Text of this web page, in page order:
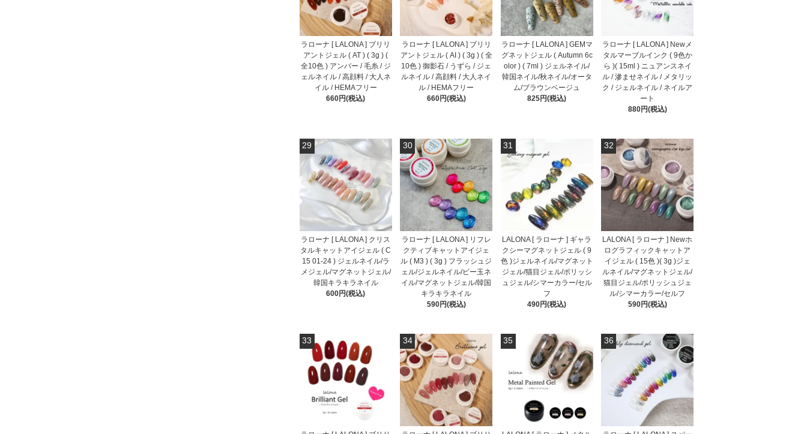
ラローナ [ LALONA ] ブリリ
アントジェル ( AT ) ( 3g ) (
全10色 ) アンバー / 毛糸 / ジ
ェルネイル / 高顔料 / 大人ネ
イル / HEMAフリー
660円(税込)
ラローナ [ LALONA ] ブリリ
アントジェル ( AI ) ( 3g ) ( 全
10色 ) 御影石 / うずら / ジェ
ルネイル / 高顔料 / 大人ネイ
ル / HEMAフリー
660円(税込)
ラローナ [ LALONA ] GEMマ
グネットジェル ( Autumn 6c
olor ) ( 7ml ) ジェルネイル/
韓国ネイル/秋ネイル/オータ
ム/ブラウンベージュ
825円(税込)
ラローナ [ LALONA ] Newメ
タルマーブルインク ( 9色か
ら )( 15ml ) ニュアンスネイ
ル / 滲ませネイル / メタリッ
ク / ジェルネイル / ネイルア
ート
880円(税込)
29
ラローナ [ LALONA ] クリス
タルキャットアイジェル ( C
15 01-24 ) ジェルネイル/ラ
メジェル/マグネットジェル/
韓国キラキラネイル
600円(税込)
30
ラローナ [ LALONA ] リフレ
クティブキャットアイジェ
ル ( M3 ) ( 3g ) フラッシュジ
ェル/ジェルネイル/ビー玉ネ
イル/マグネットジェル/韓国
キラキラネイル
590円(税込)
31
LALONA [ ラローナ ] ギャラ
クシーマグネットジェル ( 9
色 )ジェルネイル/マグネット
ジェル/猫目ジェル/ポリッシ
ュジェル/シマーカラー/セル
フ
490円(税込)
32
LALONA [ ラローナ ] Newホ
ログラフィックキャットア
イジェル ( 15色 )( 3g )ジェ
ルネイル/マグネットジェル/
猫目ジェル/ポリッシュジェ
ル/シマーカラー/セルフ
590円(税込)
33 34 35 36